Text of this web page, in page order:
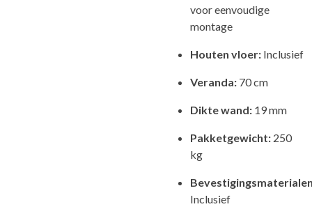
voor eenvoudige
montage
Houten vloer: Inclusief
Veranda: 70 cm
Dikte wand: 19 mm
Pakketgewicht: 250
kg
Inclusief